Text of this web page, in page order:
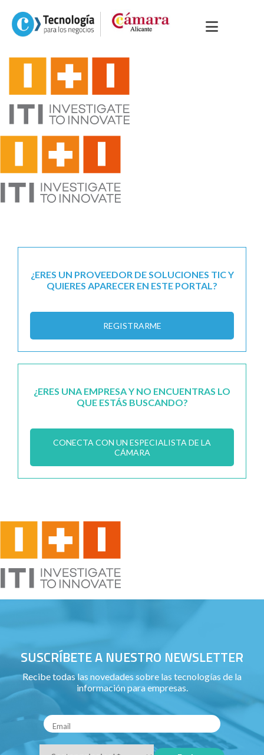
¿ERES UN PROVEEDOR DE SOLUCIONES TIC Y
QUIERES APARECER EN ESTE PORTAL?
REGISTRARME
¿ERES UNA EMPRESA Y NO ENCUENTRAS LO
QUE ESTÁS BUSCANDO?
CONECTA CON UN ESPECIALISTA DE LA
CÁMARA
SUSCRÍBETE A NUESTRO NEWSLETTER
Recibe todas las novedades sobre las tecnologías de la
información para empresas.